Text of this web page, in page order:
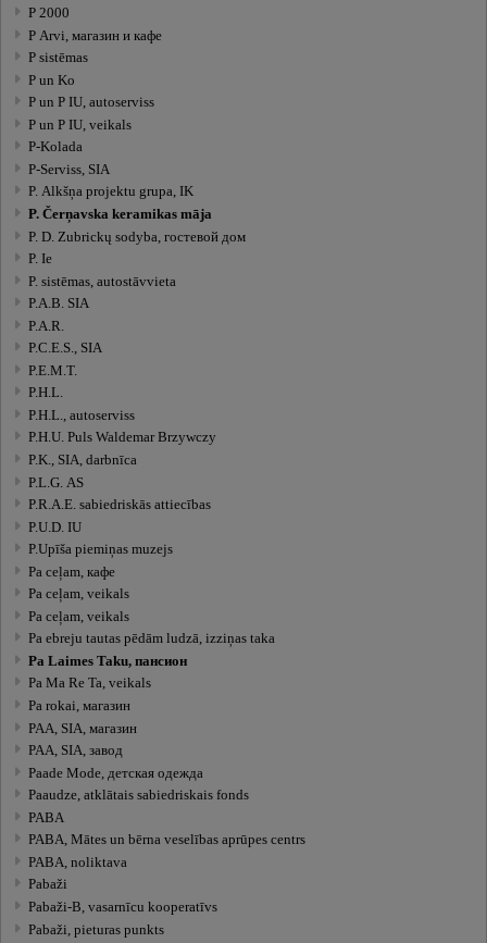
P 2000
P Arvi, магазин и кафе
P sistēmas
P un Ko
P un P IU, autoserviss
P un P IU, veikals
P-Kolada
P-Serviss, SIA
P. Alkšņa projektu grupa, IK
P. Čerņavska keramikas māja
P. D. Zubrickų sodyba, гостевой дом
P. Ie
P. sistēmas, autostāvvieta
P.A.B. SIA
P.A.R.
P.C.E.S., SIA
P.E.M.T.
P.H.L.
P.H.L., autoserviss
P.H.U. Puls Waldemar Brzywczy
P.K., SIA, darbnīca
P.L.G. AS
P.R.A.E. sabiedriskās attiecības
P.U.D. IU
P.Upīša piemiņas muzejs
Pa ceļam, кафе
Pa ceļam, veikals
Pa ceļam, veikals
Pa ebreju tautas pēdām ludzā, izziņas taka
Pa Laimes Taku, пансион
Pa Ma Re Ta, veikals
Pa rokai, магазин
PAA, SIA, магазин
PAA, SIA, завод
Paade Mode, детская одежда
Paaudze, atklātais sabiedriskais fonds
PABA
PABA, Mātes un bērna veselības aprūpes centrs
PABA, noliktava
Pabaži
Pabaži-B, vasarnīcu kooperatīvs
Pabaži, pieturas punkts